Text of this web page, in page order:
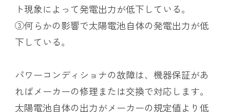
ト現象によって発電出力が低下している。
③何らかの影響で太陽電池自体の発電出力が低
下している。
パワーコンディショナの故障は、機器保証があ
ればメーカーの修理または交換で対応します。
太陽電池自体の出力がメーカーの規定値より低